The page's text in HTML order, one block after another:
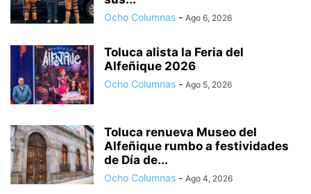
Ocho Columnas - Ago 6, 2026
Toluca alista la Feria del
Alfeñique 2026
Ocho Columnas - Ago 5, 2026
Toluca renueva Museo del
Alfeñique rumbo a festividades
de Día de...
Ocho Columnas - Ago 4, 2026